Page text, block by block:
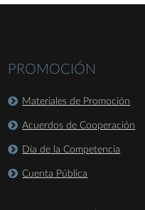
PROMOCIÓN
Materiales de Promoción
Acuerdos de Cooperación
Día de la Competencia
Cuenta Pública